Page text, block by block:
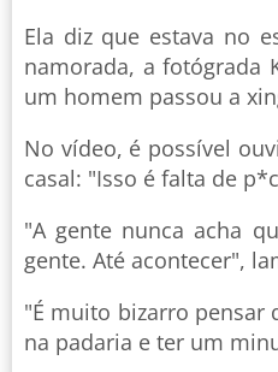
Ela diz que estava no
namorada, a fotógrada
um homem passou a
No vídeo, é possível
casal: "Isso é falta de
"A gente nunca acha
gente. Até acontecer",
"É muito bizarro pensar
na padaria e ter um